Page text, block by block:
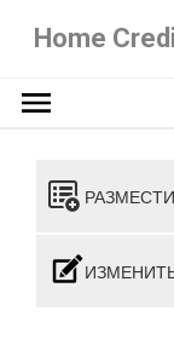
Home